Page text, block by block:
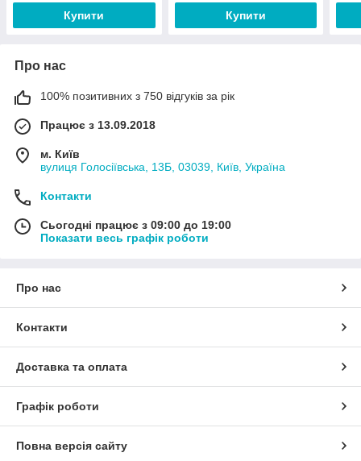
Купити Купити
Про нас
100% позитивних з 750 відгуків за рік
Працює з 13.09.2018
м. Київ
вулиця Голосіївська, 13Б, 03039, Київ, Україна
Контакти
Сьогодні працює з 09:00 до 19:00
Показати весь графік роботи
Про нас
Контакти
Доставка та оплата
Графік роботи
Повна версія сайту